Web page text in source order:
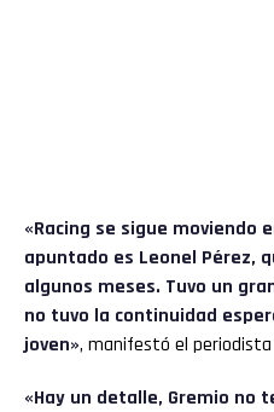
«Racing se sigue moviendo
apuntado es Leonel Pérez,
algunos meses. Tuvo un
no tuvo la continuidad
joven», manifestó el periodista
«Hay un detalle, Gremio no